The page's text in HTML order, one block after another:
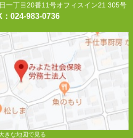
一丁目20番11号オフィスイン21 305号
024‐983‐0736
きな地図で見る